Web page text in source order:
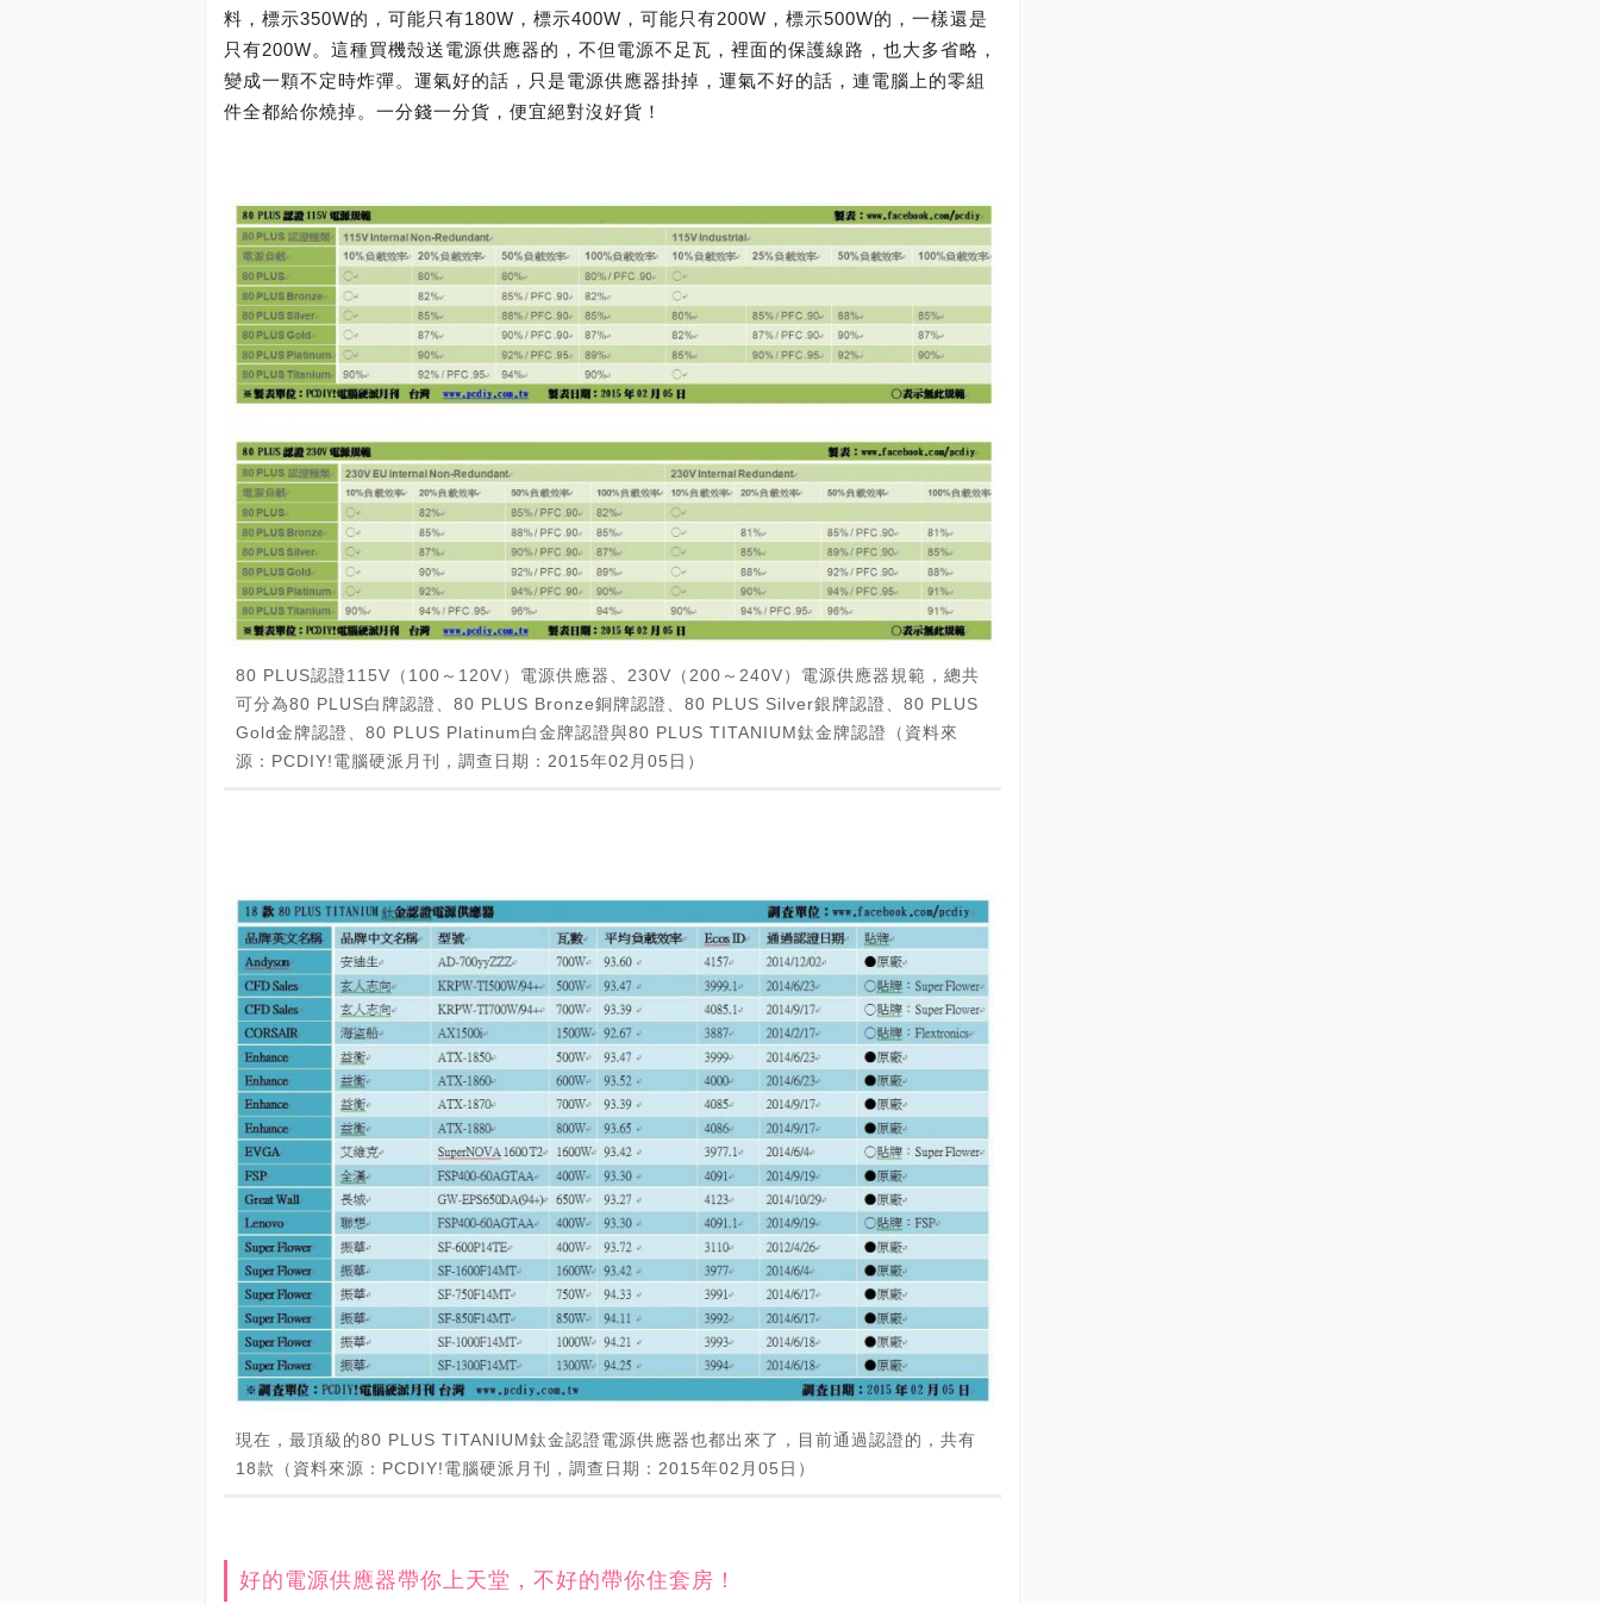
料，標示350W的，可能只有180W，標示400W，可能只有200W，標示500W的，一樣還是
只有200W。這種買機殼送電源供應器的，不但電源不足瓦，裡面的保護線路，也大多省略，
變成一顆不定時炸彈。運氣好的話，只是電源供應器掛掉，運氣不好的話，連電腦上的零組
件全都給你燒掉。一分錢一分貨，便宜絕對沒好貨！
80 PLUS認證115V（100～120V）電源供應器、230V（200～240V）電源供應器規範，總共
可分為80 PLUS白牌認證、80 PLUS Bronze銅牌認證、80 PLUS Silver銀牌認證、80 PLUS
Gold金牌認證、80 PLUS Platinum白金牌認證與80 PLUS TITANIUM鈦金牌認證（資料來
源：PCDIY!電腦硬派月刊，調查日期：2015年02月05日）
現在，最頂級的80 PLUS TITANIUM鈦金認證電源供應器也都出來了，目前通過認證的，共有
18款（資料來源：PCDIY!電腦硬派月刊，調查日期：2015年02月05日）
好的電源供應器帶你上天堂，不好的帶你住套房！